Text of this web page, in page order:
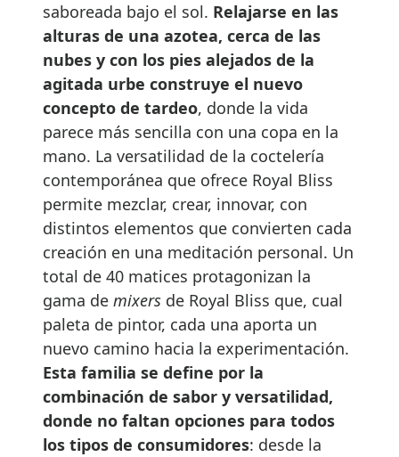
saboreada bajo el sol. Relajarse en las
alturas de una azotea, cerca de las
nubes y con los pies alejados de la
agitada urbe construye el nuevo
concepto de tardeo, donde la vida
parece más sencilla con una copa en la
mano. La versatilidad de la coctelería
contemporánea que ofrece Royal Bliss
permite mezclar, crear, innovar, con
distintos elementos que convierten cada
creación en una meditación personal. Un
total de 40 matices protagonizan la
gama de mixers de Royal Bliss que, cual
paleta de pintor, cada una aporta un
nuevo camino hacia la experimentación.
Esta familia se define por la
combinación de sabor y versatilidad,
donde no faltan opciones para todos
los tipos de consumidores: desde la